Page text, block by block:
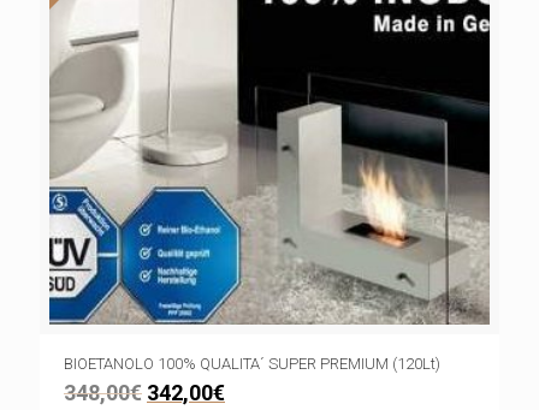
BIOETANOLO 100% QUALITA´ SUPER PREMIUM (120Lt)
348,00€ 342,00€